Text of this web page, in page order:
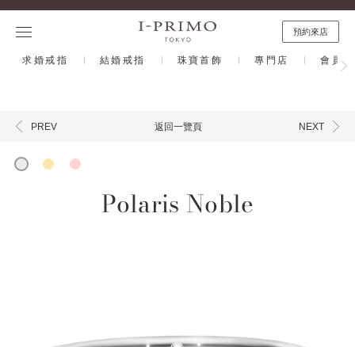
預約來店
求婚戒指 結婚戒指 珠寶首飾 專門店 會員
PREV 返回一覽頁 NEXT
Polaris Noble